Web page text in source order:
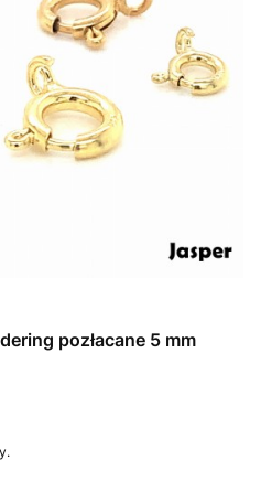
pozłacane 5 mm